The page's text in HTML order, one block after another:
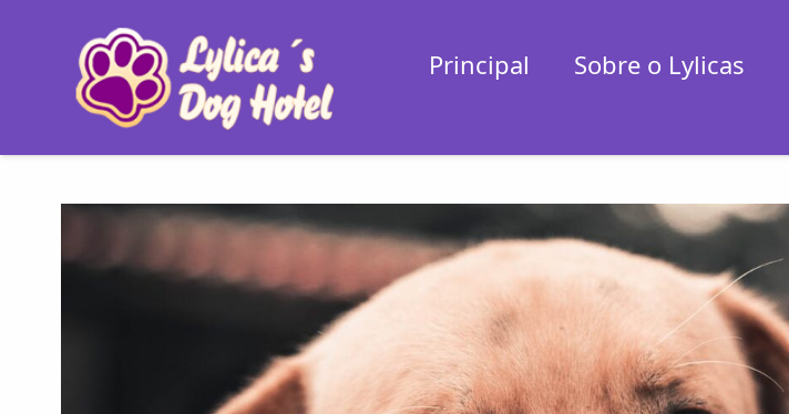
Principal Sobre o Lylicas